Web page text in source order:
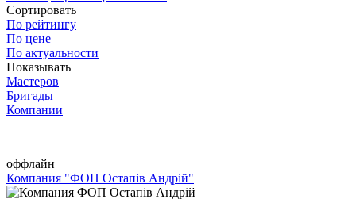
Сортировать
По рейтингу
По цене
По актуальности
Показывать
Мастеров
Бригады
Компании
оффлайн
Компания "ФОП Остапів Андрій"